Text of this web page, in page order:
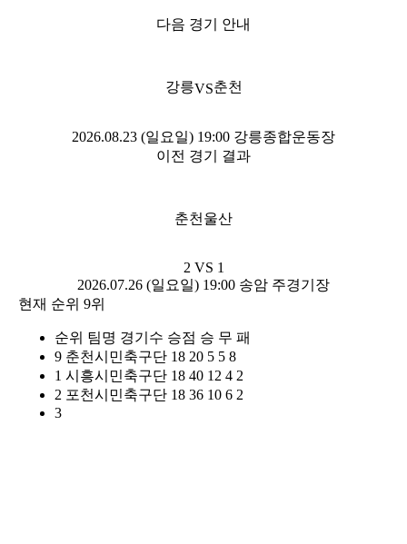
다음 경기 안내
강릉VS춘천
2026.08.23 (일요일) 19:00 강릉종합운동장
이전 경기 결과
춘천 울산
2026.07.26 (일요일) 19:00 송암 주경기장
2 VS 1
현재 순위 9위
순위 팀명 경기수 승점 승 무 패
9 춘천시민축구단 18 20 5 5 8
1 시흥시민축구단 18 40 12 4 2
2 포천시민축구단 18 36 10 6 2
3